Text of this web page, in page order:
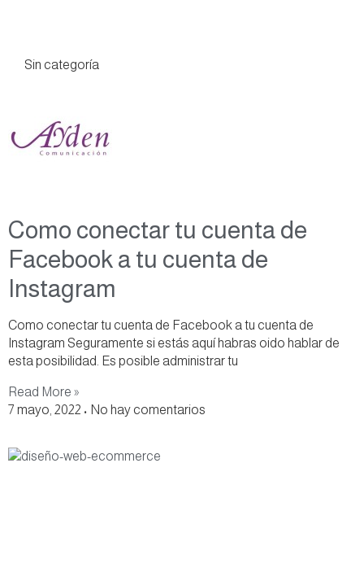
Sin categoría
Como conectar tu cuenta de
Facebook a tu cuenta de
Instagram
Como conectar tu cuenta de Facebook a tu cuenta de
Instagram Seguramente si estás aquí habras oido hablar de
esta posibilidad. Es posible administrar tu
Read More »
7 mayo, 2022
No hay comentarios